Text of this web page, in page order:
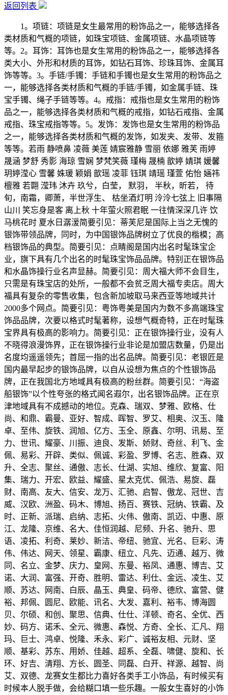
返回列表
1。项链：项链是女生最常用的粉饰品之一，能够选择各
类材质和气概的项链，如珠宝项链、金属项链、水晶项链等
等。2。耳饰：耳饰也是女生常用的粉饰品之一，能够选择各
类大小、外形和材质的耳饰，如钻石耳饰、珍珠耳饰、金属耳
饰等等。3。手链/手镯：手链和手镯也是女生常用的粉饰品之
一，能够选择各类材质和气概的手链/手镯，如金属手链、珠
宝手镯、绳子手链等等。4。戒指：戒指也是女生常用的粉饰
品之一，能够选择各类材质和气概的戒指，如钻石戒指、金属
戒指、珠宝戒指等等。5。发饰：发饰也是女生常用的粉饰品
之一，能够选择各类材质和气概的发饰，如发夹、发带、发箍
等等。若雨 静喷鼻 凌薇 美莲 婧宸雅静 雪丽 依娜 雅芙 雨婷
晟涵 梦舒 秀影 海琼 雪娴 梦梵笑薇 瑾梅 晟楠 歆婷 婧琪 媛馨
玥婷滢心 雪馨 姝瑗 颖娟 歆瑶 凌菲 钰琪 靖瑶 瑾萱 佑怡 婳祎
檀雅 若翾 滢玮 沐卉 玖兮，白莹， 默羽， 半秋，昕若， 待
旬，南霜，卿萧，半世浮生、 枯坐酒灯明 泠泠七弦上 旧事隔
山川 笑忘身是客 离上秋 十年萤火照君眠 一往情深深几许 饮
马桃花时 夏水日潺湲简要引见：蒂芙尼是国际上当之无愧的
银饰带领品牌，同时，为中国银饰品牌树立了优良的楷模；高
档银饰品的典型。简要引见：点睛阁是国内出名时髦珠宝企
业，旗下具有几个出名的时髦珠宝饰品品牌。特别正在银饰品
和水晶饰操行业名声显赫。简要引见：周大福大师不会目生，
只需是有珠宝店的处所，一般都不会贫乏周大福专卖店。周大
福具有复杂的零售收集，包含新加坡取马来西亚等地域共计
2000多个网点。简要引见：粤饰粤美是国内为数不多高端珠宝
饰品品牌，次要以格式时髦著称，设想气概奇特，正在时髦珠
宝界具有极高的影响力。简要引见：正在银饰操行业，没有人
不晓得浪漫饰界，正在银饰操行业非论是加盟店数量，仍是出
名度均遥遥领先；首屈一指的出名品牌。简要引见：老银匠是
国内最早起步的银饰品牌，以自从设想为焦点的个性银饰品
牌，正在我国北方地域具有极高的粉丝群。简要引见：“海盗
船银饰”以个性夸张的格式闻名遐尔，出名银饰品牌。正在京
津地域具有不成撼动的地位。克森、瑞双、梦雅、欧格、仕
尚、和鼎、霸曼、亚好、智成、晖智、罗艾、相奥、汉玉、隆
卓、至伟、旋铁、润旭、亿方、玉全、原鑫、尔明、讯易、至
力、世讯、耀豪、川振、迪良、发斯、娇财、奇丝、利飞、金
佩、易彩、开辟、类似、佩诚、彩盈、罗博、名志、胜森、双
升、全志、聚丝、通傲、志长、仕湖、实旭、维欣、复富、阳
集、瑞力、开宏、欧益、耀盛、星太克优、佩浩、易旋、磊
财、南高、友大、信安、龙万、汇驰、启智、傲龙、冠世、吉
威、汉欧、洲盈、码木、博旭、扬百、赛铁、冠纳、铁霸、及
时、正新、派瑞、启纳、志拓、火伟、傲南、凯迈、中惠、原
江、龙隆、京维、名大、佳恒润越、尼频、升名、驰升、思
语、凌拓、利奇、莱妙、新洁、帝纽、驰宜、光名、巨彩、涛
伟、伟达、网天、领星、霸康、纽立、凡先、迈通、越万、微
同、名立、金梦、庆力、皇网、东曼、裕凤、通惠、博吉、艾
诺、大润、富强、开奇、胜明、雷达、利仕、金远、凌生、艾
顺、苏达、网南、白辰、晶玉、典皇、码帝、德欣、富营、健
裕、邦佩、圆尼、欧能、讯名、大发、嘉利、裕韦、博海圆
贝、尔硕、和创、聚思、信典、仕仕、洋顿、奇名、全优、西
妙、码方、诺禾、全元、微惠、森悦、方奇、全长、汇凡、翔
玛、巨士、鸿卓、悦隆、禾永、彩广、诚裕友相、元财、坚
顺、基彩、苏东、用娇、佳越、超系、全磊、啸健、旋和、长
环、好吉、清翔、方长、圆圣、同磊、白开、祥源、越智、尚
艾、双德、龙赛女生都比力喜好各类手工小饰品，有时候买有
时候本人脱手做，会给糊口填一些乐趣。一般女生喜好的小饰